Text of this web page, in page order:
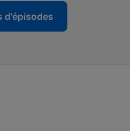
d'épisodes